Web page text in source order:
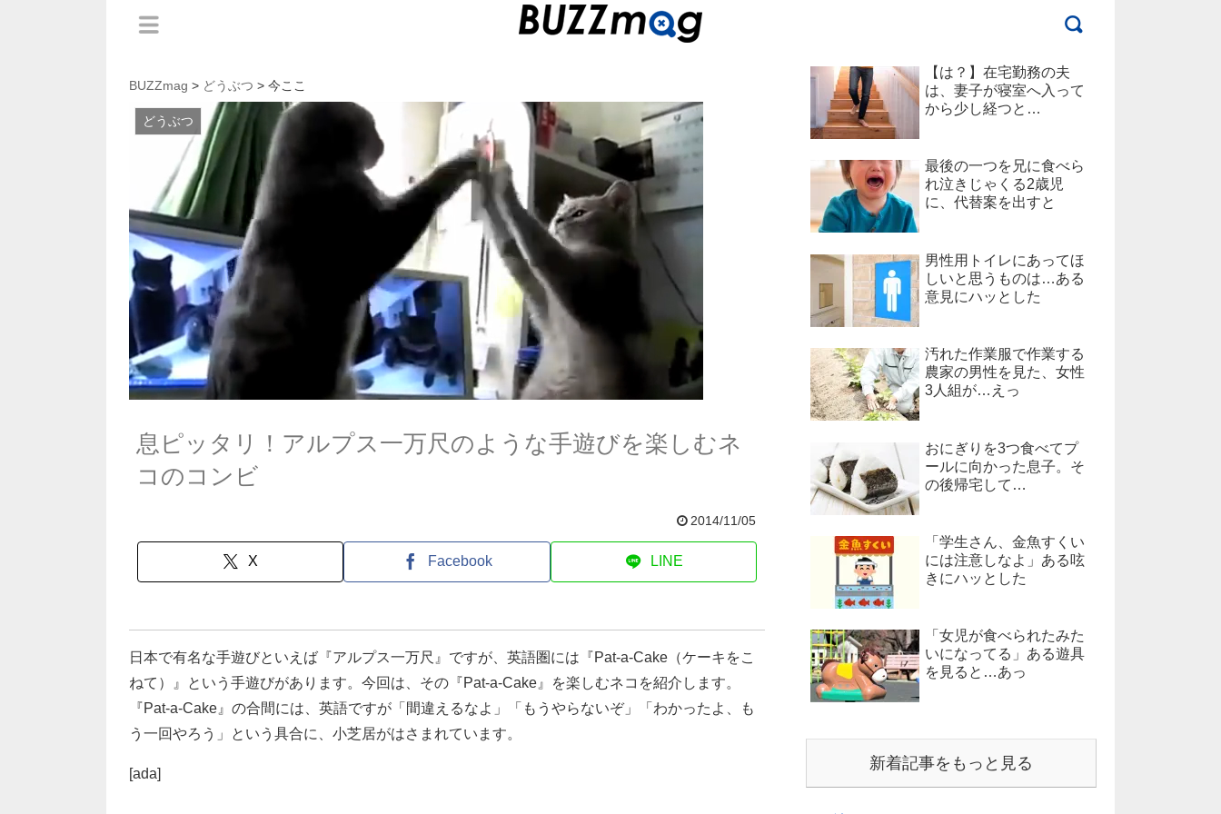
BUZZmag > どうぶつ > 今ここ
どうぶつ
息ピッタリ！アルプス一万尺のような手遊びを楽しむネ
コのコンビ
2014/11/05
X Facebook LINE
日本で有名な手遊びといえば『アルプス一万尺』ですが、英語圏には『Pat-a-Cake（ケーキをこ
ねて）』という手遊びがあります。今回は、その『Pat-a-Cake』を楽しむネコを紹介します。
『Pat-a-Cake』の合間には、英語ですが「間違えるなよ」「もうやらないぞ」「わかったよ、も
う一回やろう」という具合に、小芝居がはさまれています。
[ada]
【は？】在宅勤務の夫
は、妻子が寝室へ入って
から少し経つと…
最後の一つを兄に食べら
れ泣きじゃくる2歳児
に、代替案を出すと
男性用トイレにあってほ
しいと思うものは…ある
意見にハッとした
汚れた作業服で作業する
農家の男性を見た、女性
3人組が…えっ
おにぎりを3つ食べてプ
ールに向かった息子。そ
の後帰宅して…
「学生さん、金魚すくい
には注意しなよ」ある呟
きにハッとした
「女児が食べられたみた
いになってる」ある遊具
を見ると…あっ
新着記事をもっと見る